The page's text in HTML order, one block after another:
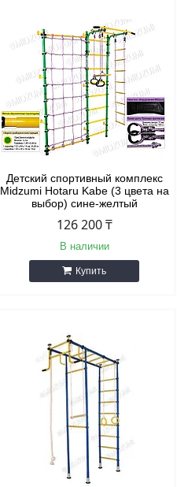
Детский спортивный комплекс
Midzumi Hotaru Kabe (3 цвета на
выбор) сине-желтый
126 200 ₸
В наличии
Купить